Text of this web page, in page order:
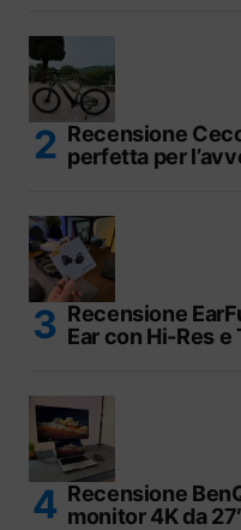
Recensione
perfetta per
Recensione
Ear con Hi-Res e
Recensione
monitor 4K da